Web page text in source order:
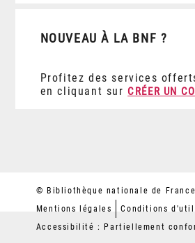
NOUVEAU À LA BNF ?
Profitez des services
en cliquant sur CRÉER UN
© Bibliothèque nationale de
Mentions légales
Conditions
Accessibilité : Partiellement